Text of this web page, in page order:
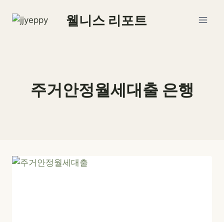
웰니스 리포트
주거안정월세대출 은행